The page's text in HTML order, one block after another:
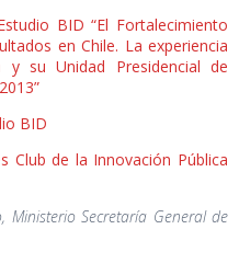
BID “El Fortalecimiento
en Chile. La experiencia
su Unidad Presidencial de
BID
Club de la Innovación Pública
Ministerio Secretaría General de